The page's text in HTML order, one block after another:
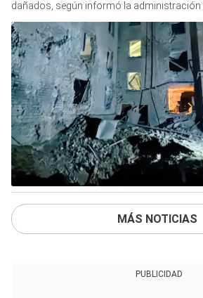
dañados, según informó la administración
MÁS NOTICIAS
PUBLICIDAD